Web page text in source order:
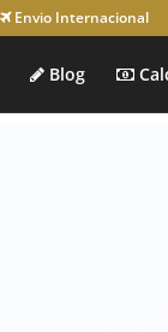
Envio Internacional
Blog